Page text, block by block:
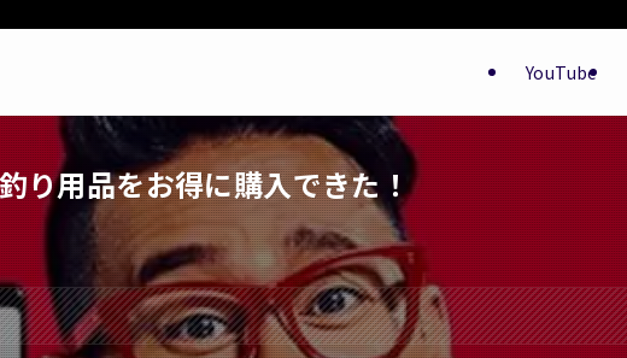
YouTube
り用品をお得に購入できた！